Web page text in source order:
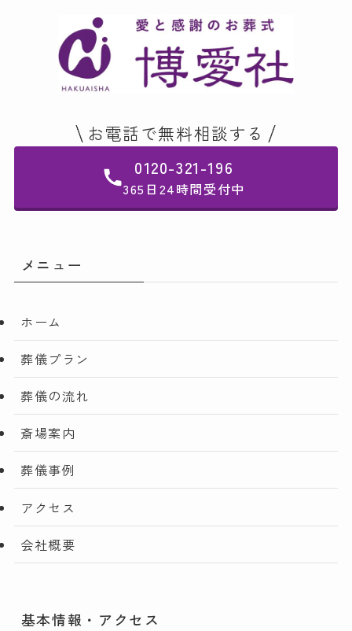
お電話で無料相談する
0120-321-196
365日24時間受付中
メニュー
ホーム
葬儀プラン
葬儀の流れ
斎場案内
葬儀事例
アクセス
会社概要
基本情報・アクセス